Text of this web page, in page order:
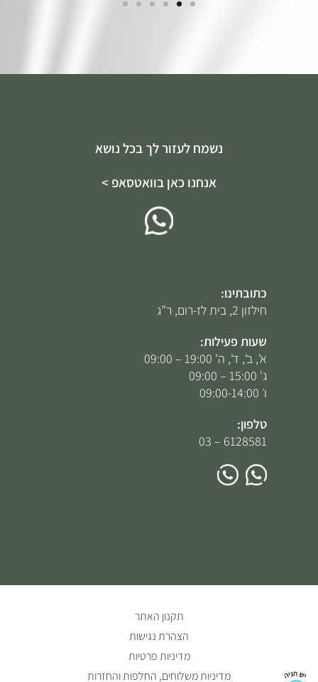
נשמח לעזור לך בכל נושא
אנחנו כאן בוואטסאפ >
כתובתינו:
חילזון 2, בית לז-רום, ר”ג
שעות פעילות:
א', ב', ד', ה' 19:00 – 09:00
ג' 15:00 – 09:00
ו׳ 09:00-14:00
טלפון:
6128581 – 03
תקנון האתר
הצהרת נגישות
מדיניות פרטיות
מדיניות משלוחים, החלפות והחזרות